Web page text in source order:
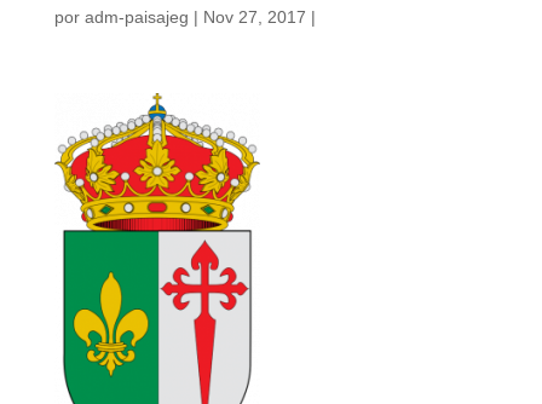
por adm-paisajeg | Nov 27, 2017 |